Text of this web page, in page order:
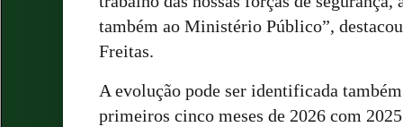
também ao Ministério Público”,
Freitas.
A evolução pode ser identificada
primeiros cinco meses de 2026 com